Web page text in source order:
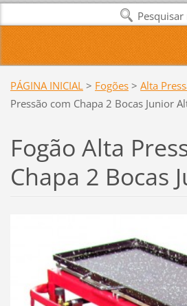
PÁGINA INICIAL > Fogões > Alta
Pressão com Chapa 2 Bocas Junior
Fogão Alta
Chapa 2 Bocas